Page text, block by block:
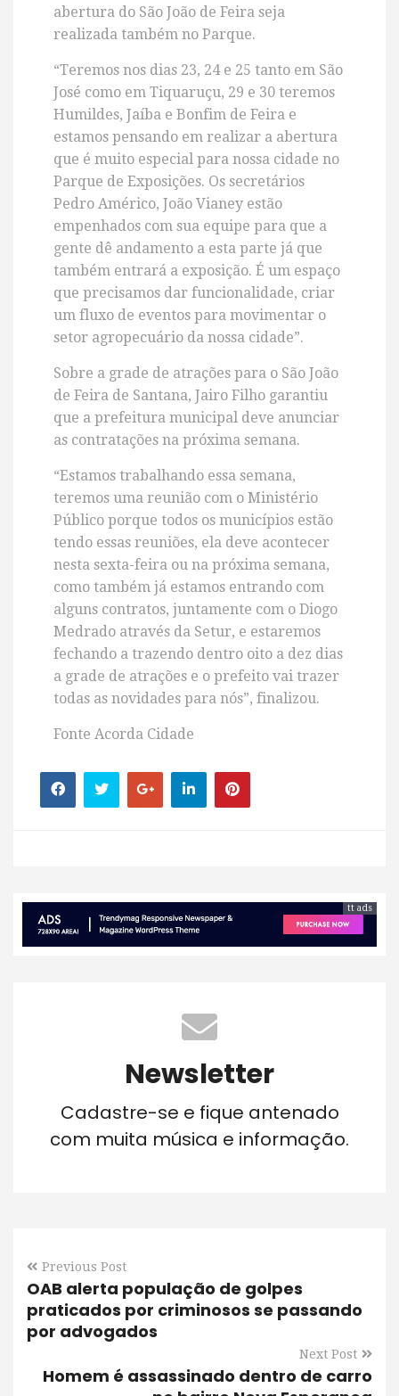
abertura do São João de Feira seja
realizada também no Parque.
“Teremos nos dias 23, 24 e 25 tanto em São
José como em Tiquaruçu, 29 e 30 teremos
Humildes, Jaíba e Bonfim de Feira e
estamos pensando em realizar a abertura
que é muito especial para nossa cidade no
Parque de Exposições. Os secretários
Pedro Américo, João Vianey estão
empenhados com sua equipe para que a
gente dê andamento a esta parte já que
também entrará a exposição. É um espaço
que precisamos dar funcionalidade, criar
um fluxo de eventos para movimentar o
setor agropecuário da nossa cidade”.
Sobre a grade de atrações para o São João
de Feira de Santana, Jairo Filho garantiu
que a prefeitura municipal deve anunciar
as contratações na próxima semana.
“Estamos trabalhando essa semana,
teremos uma reunião com o Ministério
Público porque todos os municípios estão
tendo essas reuniões, ela deve acontecer
nesta sexta-feira ou na próxima semana,
como também já estamos entrando com
alguns contratos, juntamente com o Diogo
Medrado através da Setur, e estaremos
fechando a trazendo dentro oito a dez dias
a grade de atrações e o prefeito vai trazer
todas as novidades para nós”, finalizou.
Fonte Acorda Cidade
tt ads
Newsletter
Cadastre-se e fique antenado
com muita música e informação.
Previous Post
OAB alerta população de golpes
praticados por criminosos se passando
por advogados
Next Post
Homem é assassinado dentro de carro